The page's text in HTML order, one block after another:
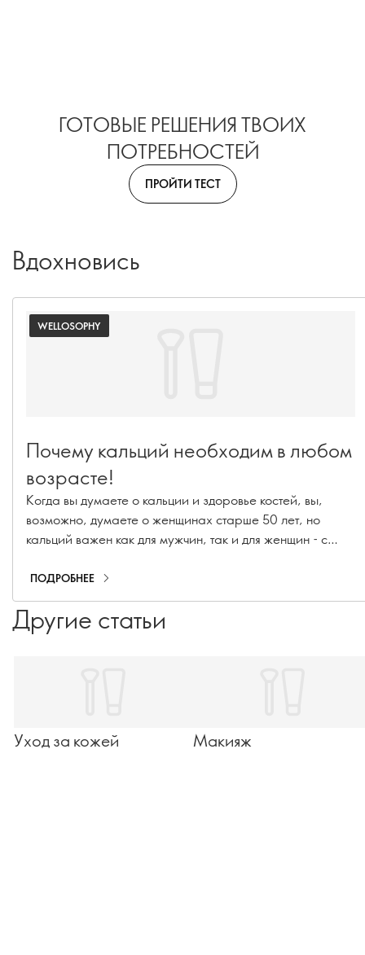
ГОТОВЫЕ РЕШЕНИЯ ТВОИХ
ПОТРЕБНОСТЕЙ
ПРОЙТИ ТЕСТ
Вдохновись
WELLOSOPHY
Почему кальций необходим в любом
возрасте!
Когда вы думаете о кальции и здоровье костей, вы,
возможно, думаете о женщинах старше 50 лет, но
кальций важен как для мужчин, так и для женщин - с
кальций важен в любом возрасте и как убедиться, что вы
- и те, кого вы любите, - получаете его в достаточном
количестве.
ПОДРОБНЕЕ
Другие статьи
Уход за кожей Макияж